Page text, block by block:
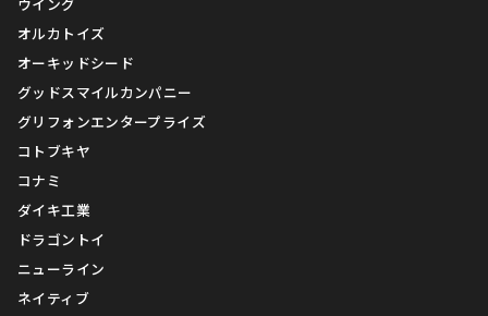
ウイング
オルカトイズ
オーキッドシード
グッドスマイルカンパニー
グリフォンエンタープライズ
コトブキヤ
コナミ
ダイキ工業
ドラゴントイ
ニューライン
ネイティブ